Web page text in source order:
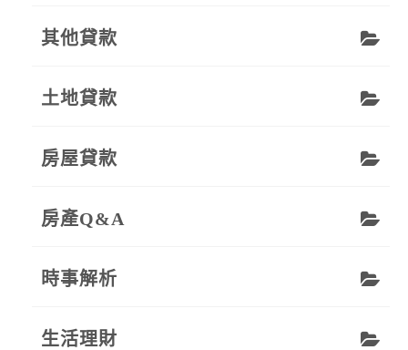
其他貸款
土地貸款
房屋貸款
房產Q&A
時事解析
生活理財